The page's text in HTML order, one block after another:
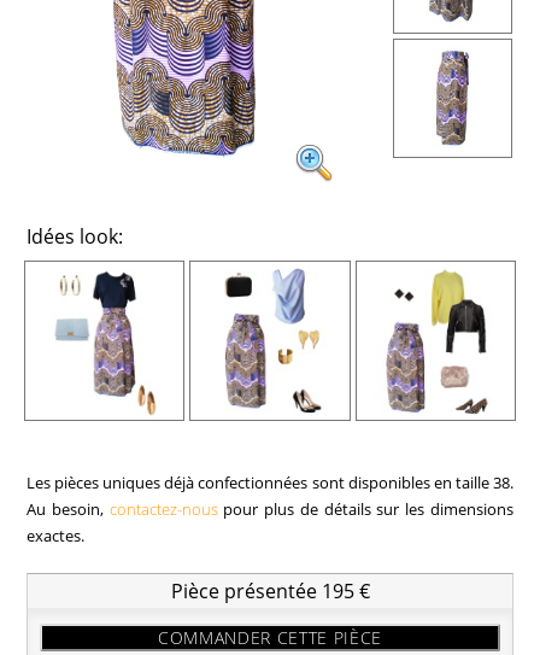
Idées look:
Les pièces uniques déjà confectionnées sont disponibles en taille 38.
Au besoin, contactez-nouspour plus de détails sur les dimensions
exactes.
Pièce présentée 195 €
COMMANDER CETTE PIÈCE